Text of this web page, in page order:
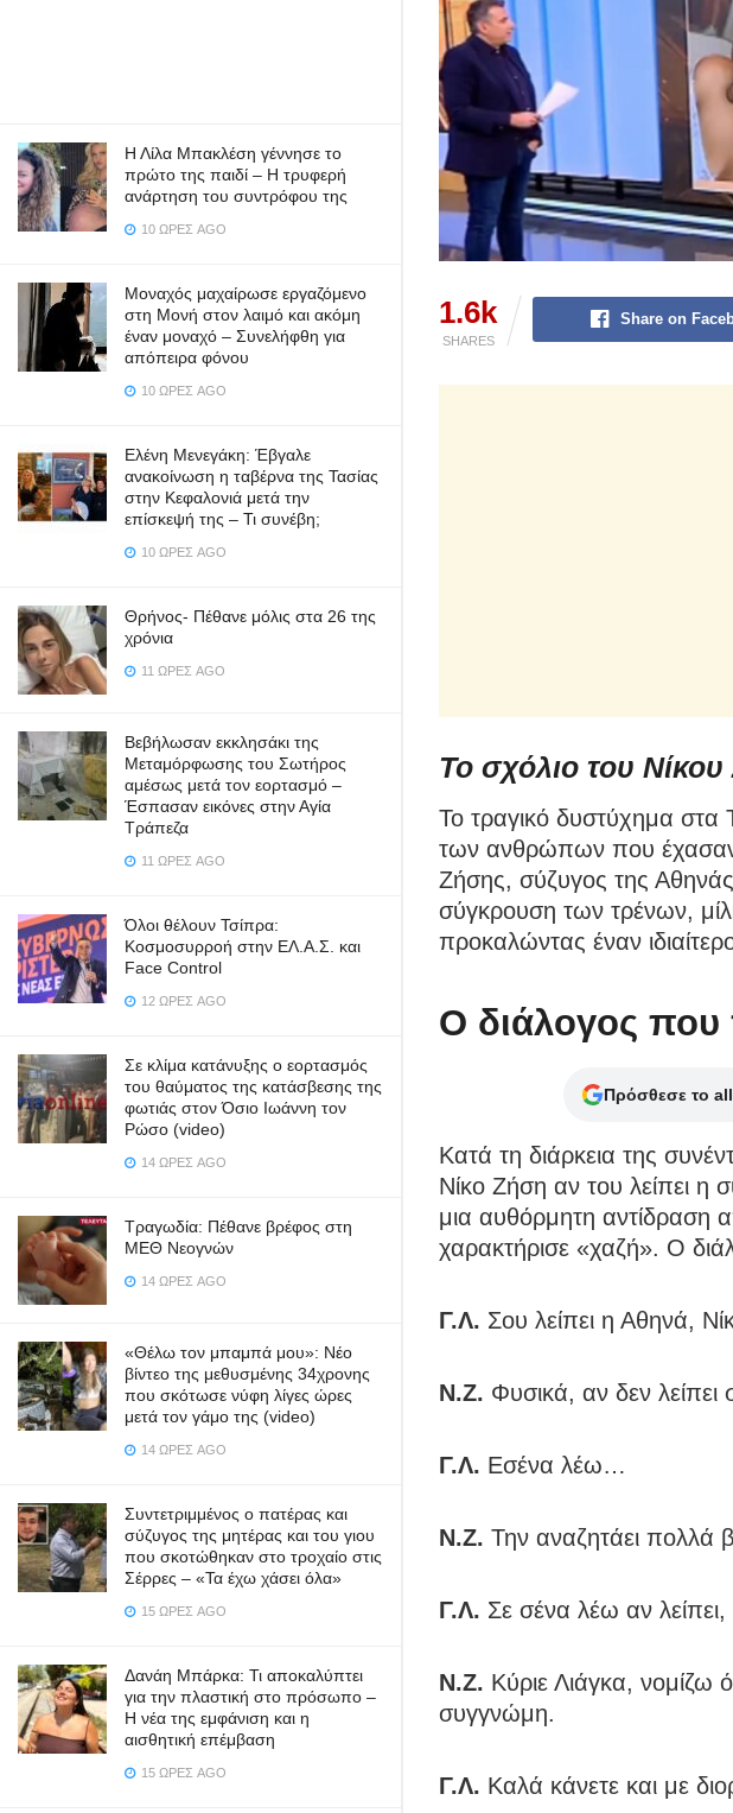
Η Λίλα Μπακλέση γέννησε το
πρώτο της παιδί – Η τρυφερή
ανάρτηση του συντρόφου της
10 ΏΡΕΣ AGO
Μοναχός μαχαίρωσε εργαζόμενο
στη Μονή στον λαιμό και ακόμη
έναν μοναχό – Συνελήφθη για
απόπειρα φόνου
10 ΏΡΕΣ AGO
Ελένη Μενεγάκη: Έβγαλε
ανακοίνωση η ταβέρνα της Τασίας
στην Κεφαλονιά μετά την
επίσκεψή της – Τι συνέβη;
10 ΏΡΕΣ AGO
Θρήνος- Πέθανε μόλις στα 26 της
χρόνια
11 ΏΡΕΣ AGO
Βεβήλωσαν εκκλησάκι της
Μεταμόρφωσης του Σωτήρος
αμέσως μετά τον εορτασμό –
Έσπασαν εικόνες στην Αγία
Τράπεζα
11 ΏΡΕΣ AGO
Όλοι θέλουν Τσίπρα:
Κοσμοσυρροή στην ΕΛ.Α.Σ. και
Face Control
12 ΏΡΕΣ AGO
Σε κλίμα κατάνυξης ο εορτασμός
του θαύματος της κατάσβεσης της
φωτιάς στον Όσιο Ιωάννη τον
Ρώσο (video)
14 ΏΡΕΣ AGO
Τραγωδία: Πέθανε βρέφος στη
ΜΕΘ Νεογνών
14 ΏΡΕΣ AGO
«Θέλω τον μπαμπά μου»: Νέο
βίντεο της μεθυσμένης 34χρονης
που σκότωσε νύφη λίγες ώρες
μετά τον γάμο της (video)
14 ΏΡΕΣ AGO
Συντετριμμένος ο πατέρας και
σύζυγος της μητέρας και του γιου
που σκοτώθηκαν στο τροχαίο στις
Σέρρες – «Τα έχω χάσει όλα»
15 ΏΡΕΣ AGO
Δανάη Μπάρκα: Τι αποκαλύπτει
για την πλαστική στο πρόσωπο –
Η νέα της εμφάνιση και η
αισθητική επέμβαση
15 ΏΡΕΣ AGO
1.6k
SHARES
Share on
Το σχόλιο του
Το τραγικό δυστύχημα στα
των ανθρώπων που
Ζήσης, σύζυγος της
σύγκρουση των τρένων,
προκαλώντας έναν
Ο διάλογος που
Πρόσθεσε το
Κατά τη διάρκεια της
Νίκο Ζήση αν του λείπει
μια αυθόρμητη αντίδραση
χαρακτήρισε «χαζή». Ο
Γ.Λ. Σου λείπει η Αθηνά,
Ν.Ζ. Φυσικά, αν δεν λείπει
Γ.Λ. Εσένα λέω…
Ν.Ζ. Την αναζητάει πολλά
Γ.Λ. Σε σένα λέω αν
Ν.Ζ. Κύριε Λιάγκα, νομίζω
συγγνώμη.
Γ.Λ. Καλά κάνετε και με